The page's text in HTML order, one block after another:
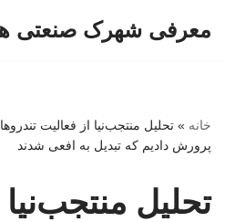
معرفی شهرک صنعتی
خانه » تحلیل منتجب‌نیا از فعالیت
پرورش دادیم که تبدیل به افعی شدند
تحلیل